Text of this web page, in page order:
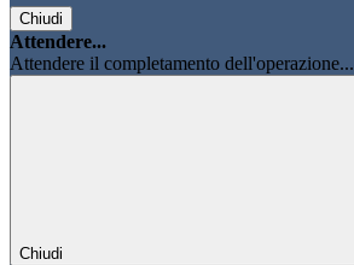
Chiudi
Attendere...
Attendere il completamento dell'operazione...
Chiudi